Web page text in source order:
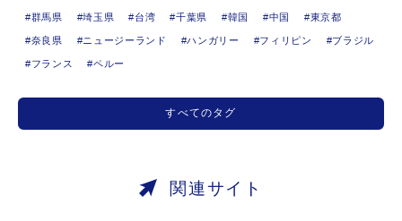
群馬県 埼玉県 台湾 千葉県 韓国 中国 東京都
奈良県 ニュージーランド ハンガリー フィリピン ブラジル
フランス ペルー
すべてのタグ
関連サイト